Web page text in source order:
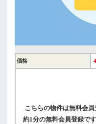
価格
こちらの物件は無料会
約1分の無料会員登録で